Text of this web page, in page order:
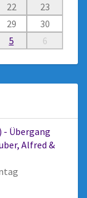
22
23
29
30
5 6
- Übergang
Alfred &